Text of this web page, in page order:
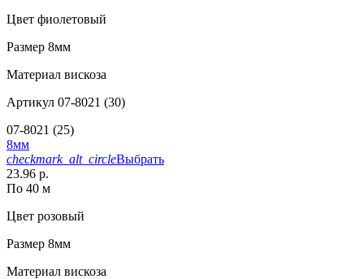
Цвет фиолетовый
Размер 8мм
Материал вискоза
Артикул 07-8021 (30)
07-8021 (25)
8мм
checkmark_alt_circleВыбрать
23.96 р.
По 40 м
Цвет розовый
Размер 8мм
Материал вискоза